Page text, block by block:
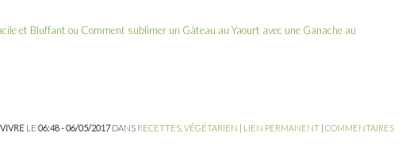
et Bluffant ou Comment sublimer un Gâteau au Yaourt avec une Ganache au
LE 06:48 - 06/05/2017DANS RECETTES VÉGÉTARIEN LIEN PERMANENT COMMENTAIRES